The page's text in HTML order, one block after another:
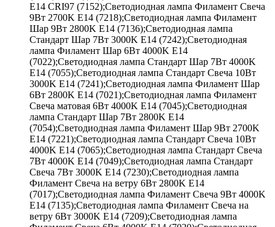
E14 CRI97 (7152);Светодиодная лампа Филамент Свеча
9Вт 2700K E14 (7218);Светодиодная лампа Филамент
Шар 9Вт 2800K E14 (7136);Светодиодная лампа
Стандарт Шар 7Вт 3000K E14 (7242);Светодиодная
лампа Филамент Шар 6Вт 4000K E14
(7022);Светодиодная лампа Стандарт Шар 7Вт 4000K
E14 (7055);Светодиодная лампа Стандарт Свеча 10Вт
3000K E14 (7241);Светодиодная лампа Филамент Шар
6Вт 2800K E14 (7021);Светодиодная лампа Филамент
Свеча матовая 6Вт 4000K E14 (7045);Светодиодная
лампа Стандарт Шар 7Вт 2800K E14
(7054);Светодиодная лампа Филамент Шар 9Вт 2700K
E14 (7221);Светодиодная лампа Стандарт Свеча 10Вт
4000K E14 (7065);Светодиодная лампа Стандарт Свеча
7Вт 4000K E14 (7049);Светодиодная лампа Стандарт
Свеча 7Вт 3000K E14 (7230);Светодиодная лампа
Филамент Свеча на ветру 6Вт 2800K E14
(7017);Светодиодная лампа Филамент Свеча 9Вт 4000K
E14 (7135);Светодиодная лампа Филамент Свеча на
ветру 6Вт 3000K E14 (7209);Светодиодная лампа